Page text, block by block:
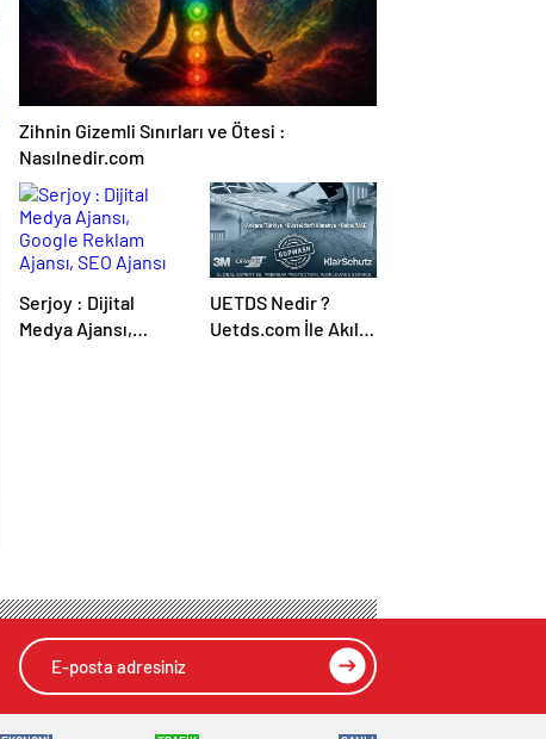
Burs
Zihnin Gizemli Sınırları ve Ötesi :
Nasılnedir.com
Serjoy : Dijital
Medya Ajansı,
UETDS Nedir ?
Uetds.com İle Akıllı